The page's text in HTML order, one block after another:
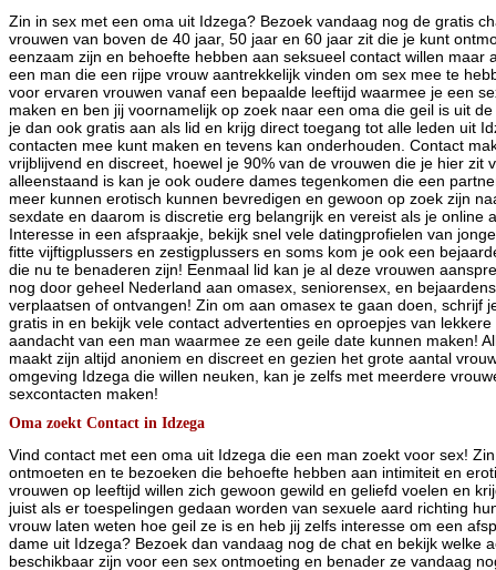
Zin in sex met een oma uit Idzega? Bezoek vandaag nog de gratis
vrouwen van boven de 40 jaar, 50 jaar en 60 jaar zit die je kunt
eenzaam zijn en behoefte hebben aan seksueel contact willen maar
een man die een rijpe vrouw aantrekkelijk vinden om sex mee te
voor ervaren vrouwen vanaf een bepaalde leeftijd waarmee je een
maken en ben jij voornamelijk op zoek naar een oma die geil is uit
je dan ook gratis aan als lid en krijg direct toegang tot alle leden uit
contacten mee kunt maken en tevens kan onderhouden. Contact
vrijblijvend en discreet, hoewel je 90% van de vrouwen die je hier zit
alleenstaand is kan je ook oudere dames tegenkomen die een
meer kunnen erotisch kunnen bevredigen en gewoon op zoek zijn
sexdate en daarom is discretie erg belangrijk en vereist als je online
Interesse in een afspraakje, bekijk snel vele datingprofielen van
fitte vijftigplussers en zestigplussers en soms kom je ook een
die nu te benaderen zijn! Eenmaal lid kan je al deze vrouwen
nog door geheel Nederland aan omasex, seniorensex, en
verplaatsen of ontvangen! Zin om aan omasex te gaan doen, schrijf
gratis in en bekijk vele contact advertenties en oproepjes van
aandacht van een man waarmee ze een geile date kunnen maken!
maakt zijn altijd anoniem en discreet en gezien het grote aantal
omgeving Idzega die willen neuken, kan je zelfs met meerdere
sexcontacten maken!
Oma zoekt Contact in Idzega
Vind contact met een oma uit Idzega die een man zoekt voor sex!
ontmoeten en te bezoeken die behoefte hebben aan intimiteit en
vrouwen op leeftijd willen zich gewoon gewild en geliefd voelen en
juist als er toespelingen gedaan worden van sexuele aard richting
vrouw laten weten hoe geil ze is en heb jij zelfs interesse om een
dame uit Idzega? Bezoek dan vandaag nog de chat en bekijk welke
beschikbaar zijn voor een sex ontmoeting en benader ze vandaag